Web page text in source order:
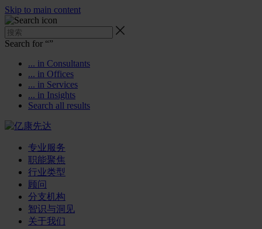
Skip to main content
Search for “”
... in Consultants
... in Offices
... in Services
... in Insights
Search all results
专业服务
职能聚焦
行业类型
顾问
分支机构
智识与洞见
关于我们